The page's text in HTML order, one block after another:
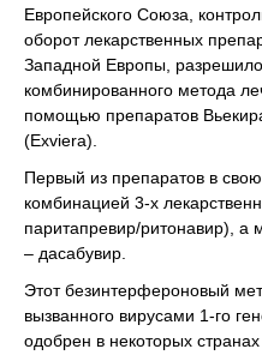
Европейского Союза,
оборот лекарственных
Западной Европы,
комбинированного метода
помощью препаратов
(Exviera).
Первый из препаратов в
комбинацией 3-х
паритапревир/ритонавир), а
– дасабувир.
Этот безинтерфероновый
вызванного вирусами 1-го
одобрен в некоторых